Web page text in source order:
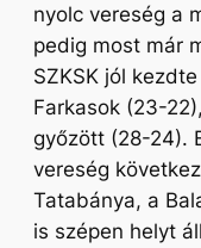
nyolc vereség a
pedig most már
SZKSK jól
Farkasok (23-
győzött (28-24).
vereség
Tatabánya, a
is szépen helyt